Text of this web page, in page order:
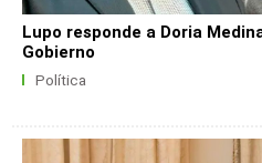
Lupo responde a Doria
Gobierno
Política